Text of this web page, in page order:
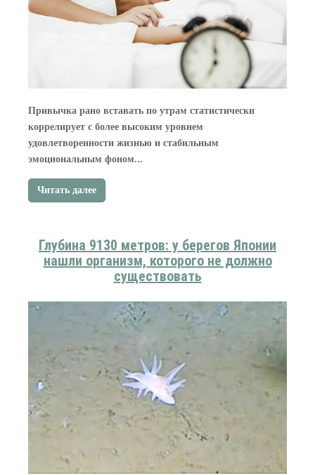
Привычка рано вставать по утрам статистически
коррелирует с более высоким уровнем
удовлетворенности жизнью и стабильным
эмоциональным фоном...
Читать далее
Глубина 9130 метров: у берегов Японии
нашли организм, которого не должно
существовать